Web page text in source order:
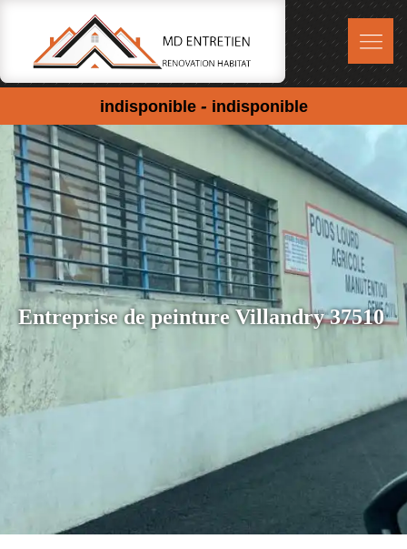
indisponible - indisponible
Entreprise de peinture Villandry 37510